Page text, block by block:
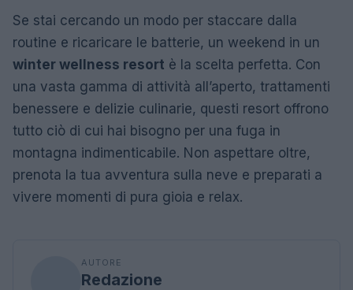
Se stai cercando un modo per staccare dalla
routine e ricaricare le batterie, un weekend in un
winter wellness resort è la scelta perfetta. Con
una vasta gamma di attività all’aperto, trattamenti
benessere e delizie culinarie, questi resort offrono
tutto ciò di cui hai bisogno per una fuga in
montagna indimenticabile. Non aspettare oltre,
prenota la tua avventura sulla neve e preparati a
vivere momenti di pura gioia e relax.
AUTORE
Redazione